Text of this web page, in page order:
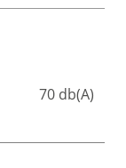
70 db(A)